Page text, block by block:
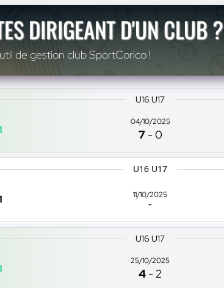
DIRIGEANT D'UN CLUB ?
de gestion club SportCorico !
U16 U17
04/10/2025
7 -0
U16 U17
11/10/2025
-
U16 U17
25/10/2025
4 -2